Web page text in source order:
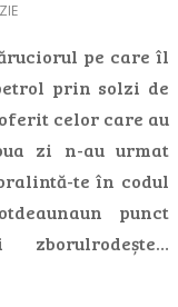
pe care îl
prin solzi de
celor care au
zi n-au urmat
te în codul
punct